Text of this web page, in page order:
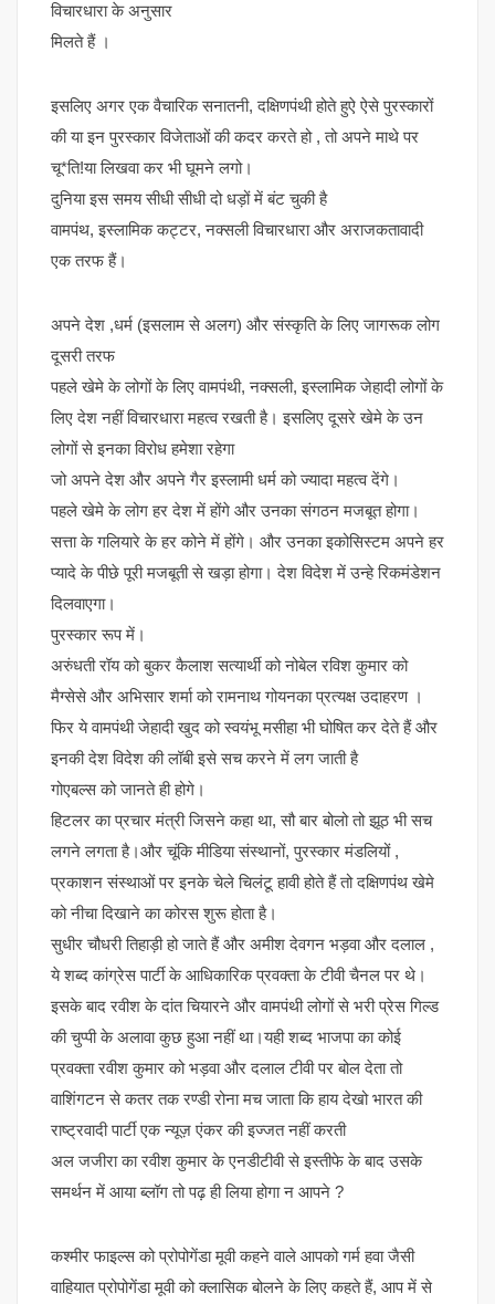
विचारधारा के अनुसार
मिलते हैं ।
इसलिए अगर एक वैचारिक सनातनी, दक्षिणपंथी होते हुऐ ऐसे पुरस्कारों
की या इन पुरस्कार विजेताओं की कदर करते हो , तो अपने माथे पर
चू*ति!या लिखवा कर भी घूमने लगो।
दुनिया इस समय सीधी सीधी दो धड़ों में बंट चुकी है
वामपंथ, इस्लामिक कट्टर, नक्सली विचारधारा और अराजकतावादी
एक तरफ हैं।
अपने देश ,धर्म (इसलाम से अलग) और संस्कृति के लिए जागरूक लोग
दूसरी तरफ
पहले खेमे के लोगों के लिए वामपंथी, नक्सली, इस्लामिक जेहादी लोगों के
लिए देश नहीं विचारधारा महत्व रखती है। इसलिए दूसरे खेमे के उन
लोगों से इनका विरोध हमेशा रहेगा
जो अपने देश और अपने गैर इस्लामी धर्म को ज्यादा महत्व देंगे।
पहले खेमे के लोग हर देश में होंगे और उनका संगठन मजबूत होगा।
सत्ता के गलियारे के हर कोने में होंगे। और उनका इकोसिस्टम अपने हर
प्यादे के पीछे पूरी मजबूती से खड़ा होगा। देश विदेश में उन्हे रिकमंडेशन
दिलवाएगा।
पुरस्कार रूप में।
अरुंधती रॉय को बुकर कैलाश सत्यार्थी को नोबेल रविश कुमार को
मैग्सेसे और अभिसार शर्मा को रामनाथ गोयनका प्रत्यक्ष उदाहरण ।
फिर ये वामपंथी जेहादी खुद को स्वयंभू मसीहा भी घोषित कर देते हैं और
इनकी देश विदेश की लॉबी इसे सच करने में लग जाती है
गोएबल्स को जानते ही होगे।
हिटलर का प्रचार मंत्री जिसने कहा था, सौ बार बोलो तो झूठ भी सच
लगने लगता है।और चूंकि मीडिया संस्थानों, पुरस्कार मंडलियों ,
प्रकाशन संस्थाओं पर इनके चेले चिलंटू हावी होते हैं तो दक्षिणपंथ खेमे
को नीचा दिखाने का कोरस शुरू होता है।
सुधीर चौधरी तिहाड़ी हो जाते हैं और अमीश देवगन भड़वा और दलाल ,
ये शब्द कांग्रेस पार्टी के आधिकारिक प्रवक्ता के टीवी चैनल पर थे।
इसके बाद रवीश के दांत चियारने और वामपंथी लोगों से भरी प्रेस गिल्ड
की चुप्पी के अलावा कुछ हुआ नहीं था।यही शब्द भाजपा का कोई
प्रवक्ता रवीश कुमार को भड़वा और दलाल टीवी पर बोल देता तो
वाशिंगटन से कतर तक रण्डी रोना मच जाता कि हाय देखो भारत की
राष्ट्रवादी पार्टी एक न्यूज़ एंकर की इज्जत नहीं करती
अल जजीरा का रवीश कुमार के एनडीटीवी से इस्तीफे के बाद उसके
समर्थन में आया ब्लॉग तो पढ़ ही लिया होगा न आपने ?
कश्मीर फाइल्स को प्रोपोगेंडा मूवी कहने वाले आपको गर्म हवा जैसी
वाहियात प्रोपोगेंडा मूवी को क्लासिक बोलने के लिए कहते हैं, आप में से